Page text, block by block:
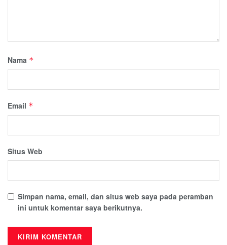
Nama *
Email *
Situs Web
Simpan nama, email, dan situs web saya pada peramban
ini untuk komentar saya berikutnya.